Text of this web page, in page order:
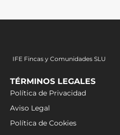
IFE Fincas y Comunidades SLU
TÉRMINOS LEGALES
Política de Privacidad
Aviso Legal
Política de Cookies